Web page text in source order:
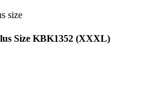
Size KBK1352 (XXXL)